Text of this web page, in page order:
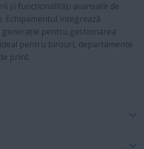
și funcționalități avansate de
Echipamentul integrează
pentru gestionarea
pentru birouri, departamente
print.